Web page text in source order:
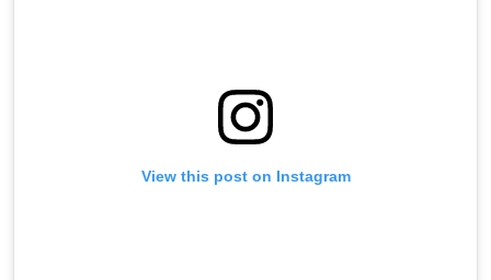
View this post on Instagram